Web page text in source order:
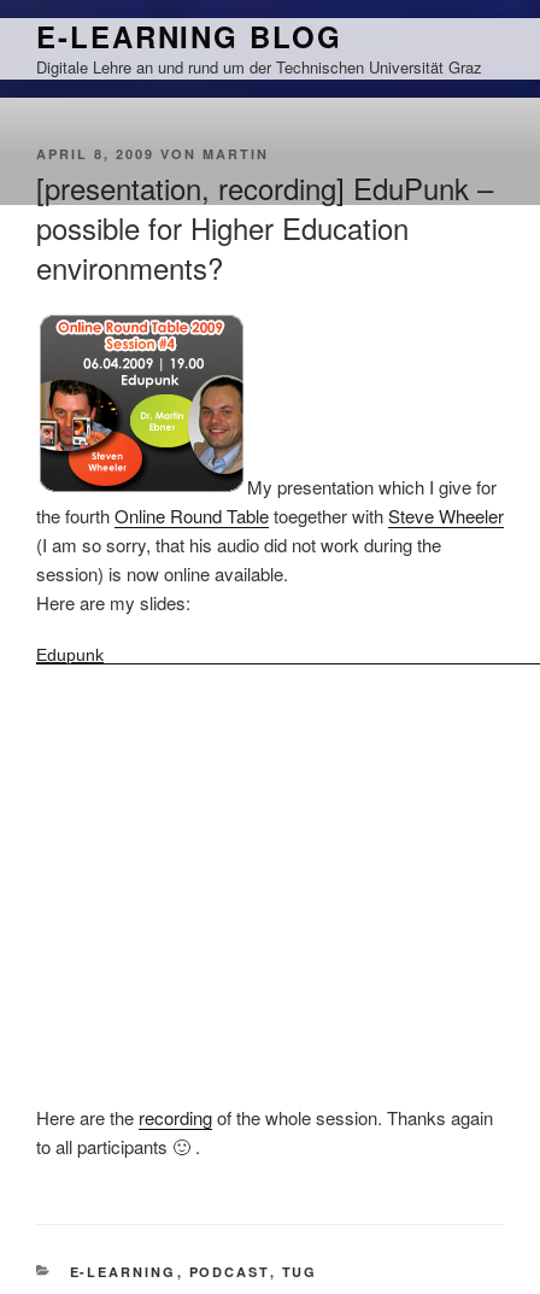
Zum
springen
E-LEARNING BLOG
Digitale Lehre an und rund um der Technischen Universität Graz
VERÖFFENTLICHT
APRIL 8, 2009 VON MARTIN
[presentation, recording] EduPunk –
possible for Higher Education
environments?
My presentation which I give for
the fourthOnline Round Tabletoegether withSteve Wheeler
(I am so sorry, that his audio did not work during the
session) is now online available.
Here are my slides:
Edupunk
Here are the recordingof the whole session. Thanks again
to all participants 🙂 .
KATEGORIEN
E-LEARNING , PODCAST, TUG